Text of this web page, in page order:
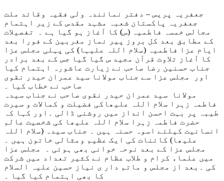
جعفریہ پریس – دفتر نمائندہ ولی فقیہ وقائد ملت
جعفریہ پاکستان شعبہ مشہد مقدس کے زیر اہتمام
مجالس خمسہ فاطمیہ (س) کا آغاز ہو گیا ہے ۔ تفصیلات
کے مطابق بعد کل بروز پیر نماز مغربین کے فورا بعد
ایام عزا فاطمیہ (سلام اللہ علیہا) کی پہلی مجلس عزا
کا آغاز تلاوت قرآن مجید س گیا گیا جس کے بعد برادر
جناب حسنین رضا صاحب نے زیارت عاشورہ اہتمام کیا
اور مجلس عزا سے جناب مولانا سید عمران حیدر نقوی
صاحب نے خطاب کیا ۔
مولانا سید عمران حیدر نقوی صاحب نے جناب سیدہ
فاطمہ زہرا سلام اللہ علیھاکی فضیلت و کمالات و سیرت
طیبہ پر بہت احسن انداز میں روشنی ڈالی ۔اور کہا کہ
حضرت فاطمہ زہرا سلام اللہ علیھا کی شخصیت عالم
انسانیت کیلئے اسوہ حسنہ ہیں ۔ جناب سیدہ (سلام اللہ
علیھا) کائنات کی ایک عظیم ومثالی خاتون ہیں ۔
مجلس عزا کے بعد نوحہ خوانی بھی ہوئی ۔ مجلس عزا
میں علماء کرام و طلاب عظام نے کثیر تعداد میں شرکت
کی ۔بعد از مجلس و ماتم دار ی نیاز حسین علیہ السلام
کا بھی اہتمام کیا گیا ۔